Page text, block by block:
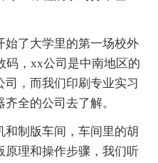
了大学里的第一场校外
码，xx公司是中南地区的
，而我们印刷专业实习
全的公司去了解。
制版车间，车间里的胡
原理和操作步骤，我们听